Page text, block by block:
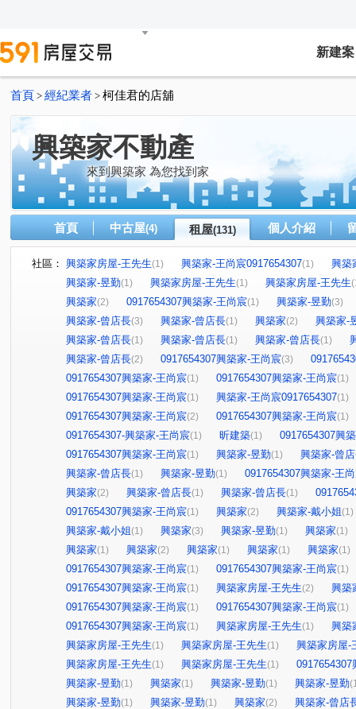
新建案
首頁 > 經紀業者 > 柯佳君的店舖
興築家不動產
來到興築家 為您找到家
首頁 中古屋(4) 租屋(131) 個人介紹
社區： 興築家房屋-王先生(1) 興築家-王尚宸0917654307(1)
興築
興築家-昱勤(1) 興築家房屋-王先生(1) 興築家房屋-王先生
興築家(2) 0917654307興築家-王尚宸(1) 興築家-昱勤(3)
興築家-曾店長(3) 興築家-曾店長(1) 興築家(2)
興築家-
興築家-曾店長(1) 興築家-曾店長(1) 興築家-曾店長(1)
興築家-曾店長(2) 0917654307興築家-王尚宸(3)
0917654307興築家-王尚宸(1) 0917654307興築家-王尚宸(1)
0917654307興築家-王尚宸(1) 興築家-王尚宸0917654307(1)
0917654307興築家-王尚宸(2) 0917654307興築家-王尚宸(1)
0917654307-興築家-王尚宸(1) 昕建築(1)
0917654307興
0917654307興築家-王尚宸(1) 興築家-昱勤(1)
興築家-曾
興築家-曾店長(1) 興築家-昱勤(1)
0917654307興築家-王
興築家(2) 興築家-曾店長(1) 興築家-曾店長(1)
0917654307興築家-王尚宸(1) 興築家(2) 興築家-戴小姐(1)
興築家-戴小姐(1) 興築家(3) 興築家-昱勤(1) 興築家(1)
興築家(1) 興築家(2) 興築家(1) 興築家(1) 興築家(1)
0917654307興築家-王尚宸(1) 0917654307興築家-王尚宸(1)
0917654307興築家-王尚宸(1) 興築家房屋-王先生(2)
興築
0917654307興築家-王尚宸(1) 0917654307興築家-王尚宸(1)
0917654307興築家-王尚宸(1) 興築家房屋-王先生(1)
興築
興築家房屋-王先生(1) 興築家房屋-王先生(1)
興築家房屋-
興築家房屋-王先生(1) 興築家房屋-王先生(1)
0917654307
興築家-昱勤(1) 興築家(1) 興築家-昱勤(1) 興築家-昱勤
興築家-昱勤(1) 興築家-昱勤(1) 興築家(2)
興築家-曾店